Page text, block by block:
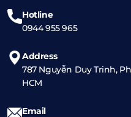
Hotline
0944 955 965
Address
787 Nguyễn Duy Trinh,
HCM
Email